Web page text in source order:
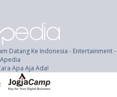
Datang Ke Indonesia - Entertainment -
Apa Aja Ada!